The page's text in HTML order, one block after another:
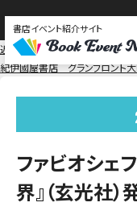
書店イベント紹介サイト
近畿
大阪
紀伊國屋書店 グランフロント
ファビオシェ
界』（玄光社